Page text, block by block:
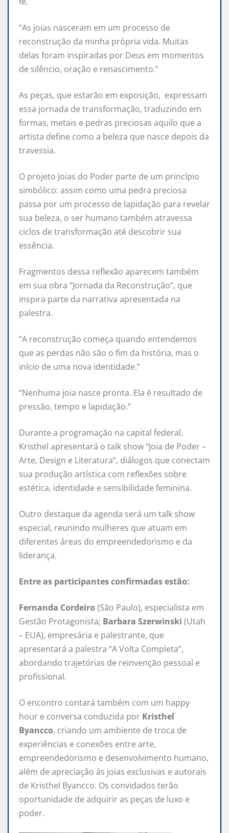
“As joias nasceram em um processo de
reconstrução da minha própria vida. Muitas
delas foram inspiradas por Deus em momentos
de silêncio, oração e renascimento.”
As peças, que estarão em exposição, expressam
essa jornada de transformação, traduzindo em
formas, metais e pedras preciosas aquilo que a
artista define como a beleza que nasce depois da
travessia.
O projeto Joias do Poder parte de um princípio
simbólico: assim como uma pedra preciosa
passa por um processo de lapidação para revelar
sua beleza, o ser humano também atravessa
ciclos de transformação até descobrir sua
essência.
Fragmentos dessa reflexão aparecem também
em sua obra “Jornada da Reconstrução”, que
inspira parte da narrativa apresentada na
palestra.
“A reconstrução começa quando entendemos
que as perdas não são o fim da história, mas o
início de uma nova identidade.”
“Nenhuma joia nasce pronta. Ela é resultado de
pressão, tempo e lapidação.”
Durante a programação na capital federal,
Kristhel apresentará o talk show “Joia de Poder –
Arte, Design e Literatura”, diálogos que conectam
sua produção artística com reflexões sobre
estética, identidade e sensibilidade feminina.
Outro destaque da agenda será um talk show
especial, reunindo mulheres que atuam em
diferentes áreas do empreendedorismo e da
liderança.
Entre as participantes confirmadas estão:
Fernanda Cordeiro (São Paulo), especialista em
Gestão Protagonista; Barbara Szerwinski (Utah
– EUA), empresária e palestrante, que
apresentará a palestra “A Volta Completa”,
abordando trajetórias de reinvenção pessoal e
profissional.
O encontro contará também com um happy
hour e conversa conduzida por Kristhel
Byancco, criando um ambiente de troca de
experiências e conexões entre arte,
empreendedorismo e desenvolvimento humano,
além de apreciação às joias exclusivas e autorais
de Kristhel Byancco. Os convidados terão
oportunidade de adquirir as peças de luxo e
poder.